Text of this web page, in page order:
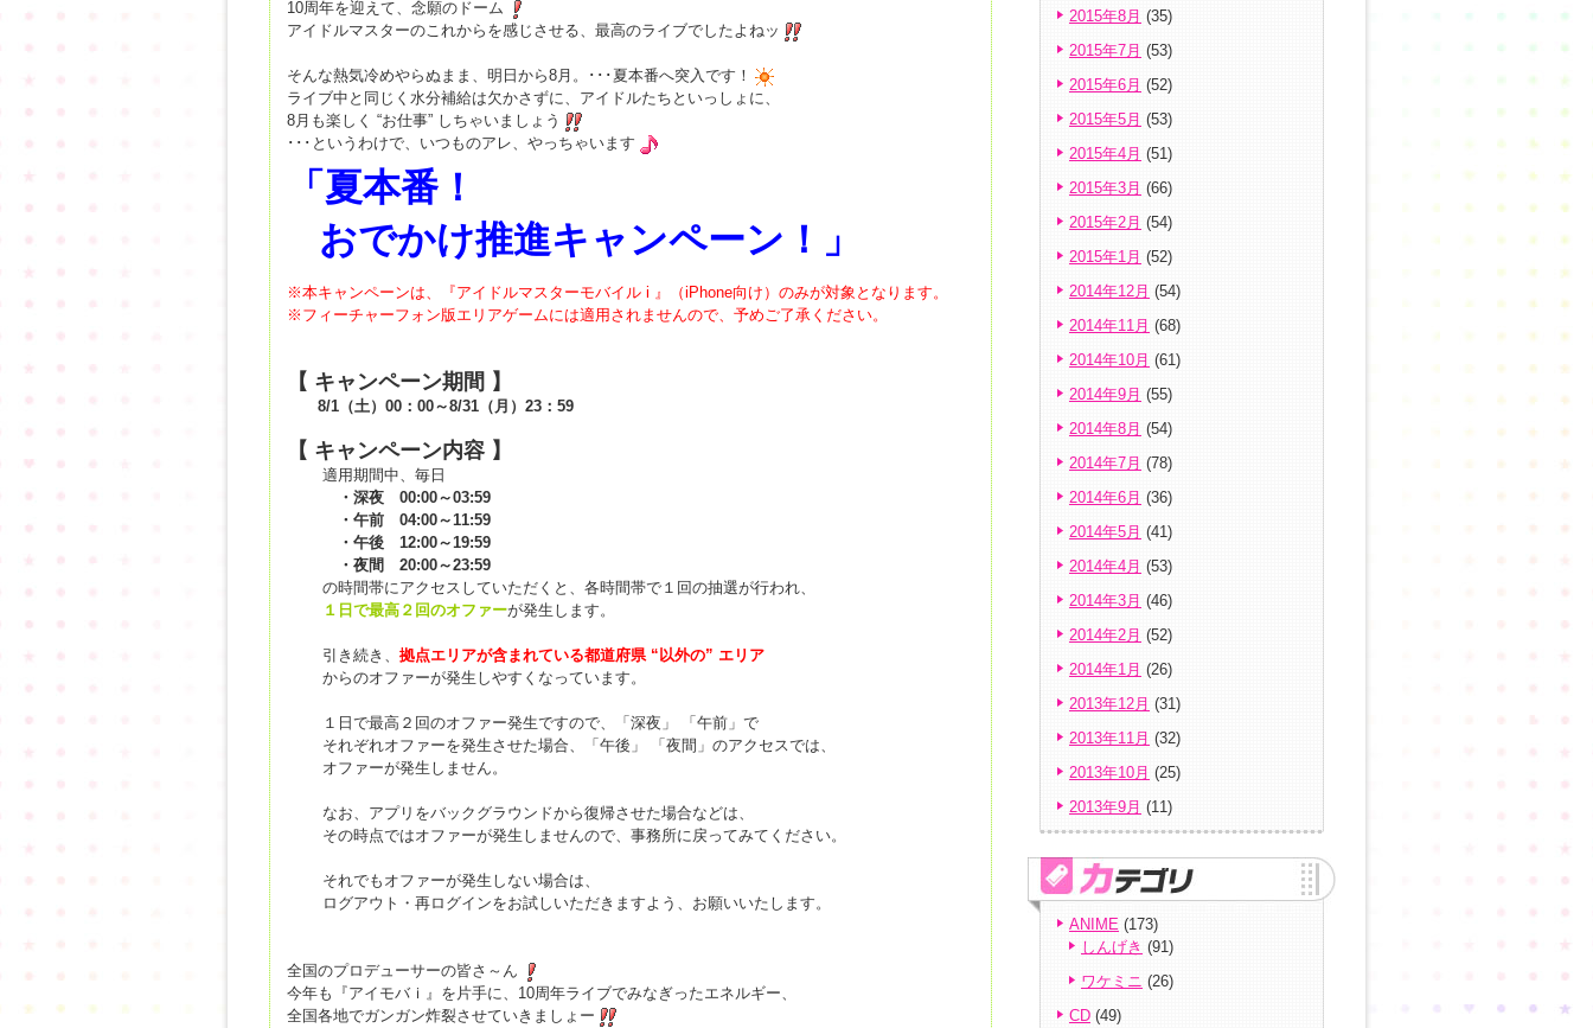
10周年を迎えて、念願のドーム
アイドルマスターのこれからを感じさせる、最高のライブでしたよねッ
そんな熱気冷めやらぬまま、明日から8月。･･･夏本番へ突入です！
ライブ中と同じく水分補給は欠かさずに、アイドルたちといっしょに、
8月も楽しく “お仕事” しちゃいましょう
･･･というわけで、いつものアレ、やっちゃいます
「 夏本番！
おでかけ推進キャンペーン！
」
※本キャンペーンは、『アイドルマスターモバイル i 』（iPhone向け）のみが対象となります。
※フィーチャーフォン版エリアゲームには適用されませんので、予めご了承ください。
【 キャンペーン期間 】
8/1（土）00：00～8/31（月）23：59
【 キャンペーン内容 】
適用期間中、毎日
・深夜 00:00～03:59
・午前 04:00～11:59
・午後 12:00～19:59
・夜間 20:00～23:59
の時間帯にアクセスしていただくと、各時間帯で１回の抽選が行われ、
１日で最高２回のオファーが発生します。
引き続き、 拠点エリアが含まれている都道府県 “以外の” エリア
からのオファーが発生しやすくなっています。
１日で最高２回のオファー発生ですので、「深夜」 「午前」で
それぞれオファーを発生させた場合、「午後」 「夜間」のアクセスでは、
オファーが発生しません。
なお、アプリをバックグラウンドから復帰させた場合などは、
その時点ではオファーが発生しませんので、事務所に戻ってみてください。
それでもオファーが発生しない場合は、
ログアウト・再ログインをお試しいただきますよう、お願いいたします。
全国のプロデューサーの皆さ～ん
今年も『アイモバｉ』を片手に、10周年ライブでみなぎったエネルギー、
全国各地でガンガン炸裂させていきましょー
2015年8月 (35)
2015年7月 (53)
2015年6月 (52)
2015年5月 (53)
2015年4月 (51)
2015年3月 (66)
2015年2月 (54)
2015年1月 (52)
2014年12月 (54)
2014年11月 (68)
2014年10月 (61)
2014年9月 (55)
2014年8月 (54)
2014年7月 (78)
2014年6月 (36)
2014年5月 (41)
2014年4月 (53)
2014年3月 (46)
2014年2月 (52)
2014年1月 (26)
2013年12月 (31)
2013年11月 (32)
2013年10月 (25)
2013年9月 (11)
ANIME (173)
しんげき (91)
ワケミニ (26)
CD (49)